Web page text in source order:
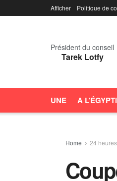
Afficher Politique de
Président du conseil
Tarek Lotfy
UNE A
Home 24